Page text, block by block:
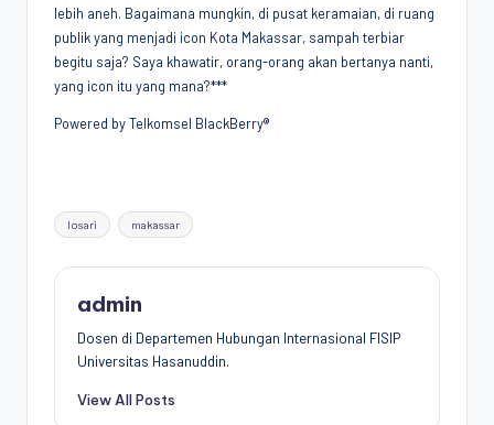
lebih aneh. Bagaimana mungkin, di pusat keramaian, di ruang
publik yang menjadi icon Kota Makassar, sampah terbiar
begitu saja? Saya khawatir, orang-orang akan bertanya nanti,
yang icon itu yang mana?***
Powered by Telkomsel BlackBerry®
Tags:
losari makassar
admin
Dosen di Departemen Hubungan Internasional FISIP
Universitas Hasanuddin.
View All Posts